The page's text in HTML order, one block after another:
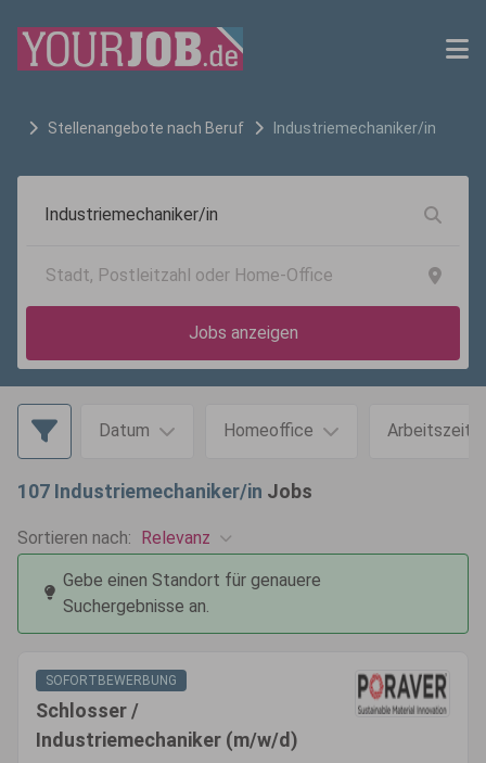
Stellenangebote nach Beruf Industriemechaniker/in
Jobs anzeigen
Datum Homeoffice Arbeitszeit
107 Industriemechaniker/in Jobs
Sortieren nach: Relevanz
Gebe einen Standort für genauere
Suchergebnisse an.
SOFORTBEWERBUNG
Schlosser /
Industriemechaniker (m/w/d)